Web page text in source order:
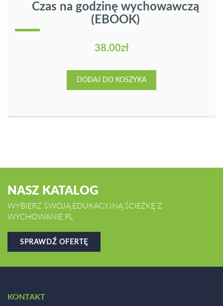
Czas na godzinę wychowawczą
(EBOOK)
38.00zł
DODAJ DO KOSZYKA
NASZ KATALOG
WYBIERZ SWOJĄ EDUKACYJNĄ ŚCIEŻKĘ Z
WYCHOWANIE.PL
SPRAWDŹ OFERTĘ
KONTAKT